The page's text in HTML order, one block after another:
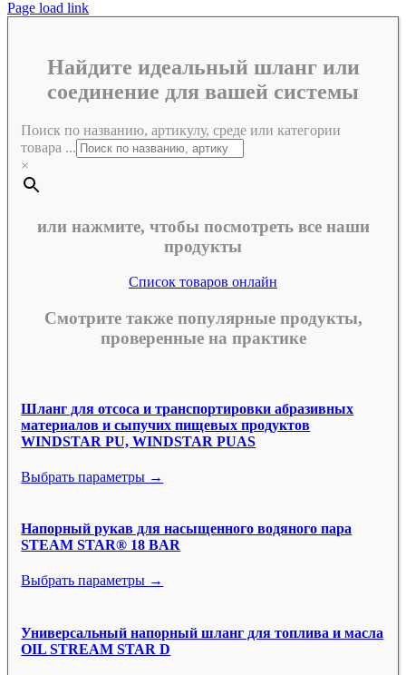
Page load link
Найдите идеальный шланг или
соединение для вашей системы
Поиск по названию, артикулу, среде или категории
товара ...
×
или нажмите, чтобы посмотреть все наши
продукты
Список товаров онлайн
Смотрите также популярные продукты,
проверенные на практике
Шланг для отсоса и транспортировки абразивных
материалов и сыпучих пищевых продуктов
WINDSTAR PU, WINDSTAR PUAS
Выбрать параметры →
Напорный рукав для насыщенного водяного пара
STEAM STAR® 18 BAR
Выбрать параметры →
Универсальный напорный шланг для топлива и масла
OIL STREAM STAR D